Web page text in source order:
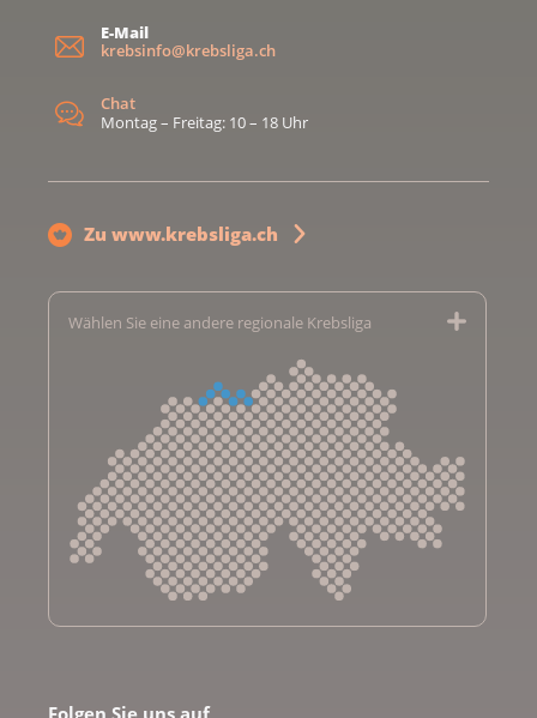
E-Mail
krebsinfo@krebsliga.ch
Chat
Montag – Freitag: 10 – 18 Uhr
Zu www.krebsliga.ch
Wählen Sie eine andere regionale Krebsliga
Krebsliga Bern